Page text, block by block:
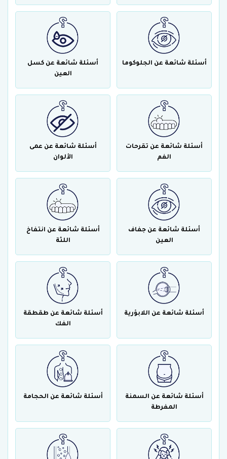
أسئلة شائعة عن الجلوكوما
أسئلة شائعة عن كسل
العين
أسئلة شائعة عن تقرحات
الفم
أسئلة شائعة عن عمى
الألوان
أسئلة شائعة عن جفاف
العين
أسئلة شائعة عن انتفاخ
اللثة
أسئلة شائعة عن اللابؤرية
أسئلة شائعة عن طقطقة
الفك
أسئلة شائعة عن السمنة
المفرطة
أسئلة شائعة عن الحجامة